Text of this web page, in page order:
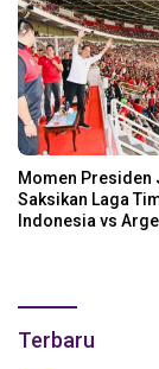
Momen Presiden
Saksikan Laga
Indonesia vs
Terbaru